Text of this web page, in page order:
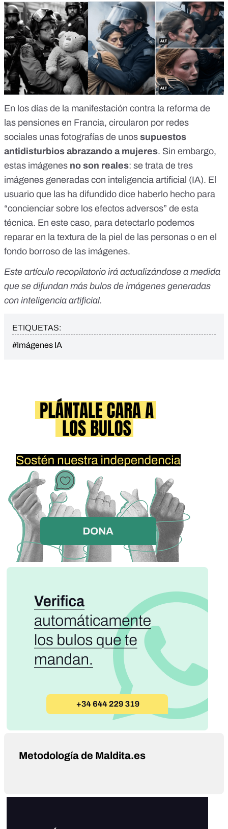
En los días de la manifestación contra la reforma de
las pensiones en Francia, circularon por redes
sociales unas fotografías de unos supuestos
antidisturbios abrazando a mujeres. Sin embargo,
estas imágenes no son reales: se trata de tres
imágenes generadas con inteligencia artificial (IA). El
usuario que las ha difundido dice haberlo hecho para
“concienciar sobre los efectos adversos” de esta
técnica. En este caso, para detectarlo podemos
reparar en la textura de la piel de las personas o en el
fondo borroso de las imágenes.
Este artículo recopilatorio irá actualizándose a medida
que se difundan más bulos de imágenes generadas
con inteligencia artificial.
ETIQUETAS:
#Imágenes IA
Metodología de Maldita.es